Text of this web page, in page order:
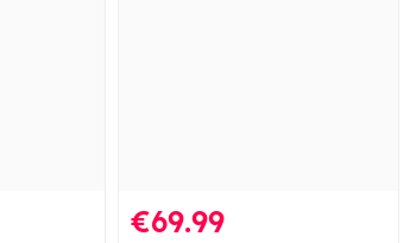
€69.99